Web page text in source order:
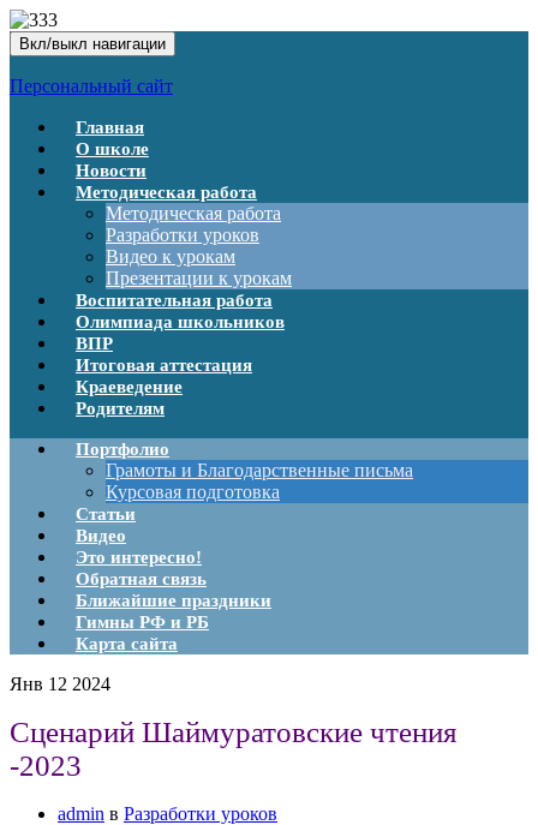
Вкл/выкл навигации
Персональный сайт
Главная
О школе
Новости
Методическая работа
Методическая работа
Разработки уроков
Видео к урокам
Презентации к урокам
Воспитательная работа
Олимпиада школьников
ВПР
Итоговая аттестация
Краеведение
Родителям
Портфолио
Грамоты и Благодарственные письма
Курсовая подготовка
Статьи
Видео
Это интересно!
Обратная связь
Ближайшие праздники
Гимны РФ и РБ
Карта сайта
Янв 12 2024
Сценарий Шаймуратовские чтения
-2023
admin в Разработки уроков